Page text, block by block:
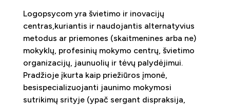
Logopsycom yra švietimo ir inovacijų
centras,kuriantis ir naudojantis alternatyvius
metodus ar priemones (skaitmenines arba ne)
mokyklų, profesinių mokymo centrų, švietimo
organizacijų, jaunuolių ir tėvų palydėjimui.
Pradžioje įkurta kaip priežiūros įmonė,
besispecializuojanti jaunimo mokymosi
sutrikimų srityje (ypač sergant dispraksija,